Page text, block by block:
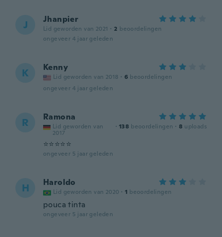
J Jhanpier
Lid geworden van 2021 · 2 beoordelingen
ongeveer 4 jaar geleden
K Kenny
Lid geworden van 2018 · 6 beoordelingen
ongeveer 4 jaar geleden
R Ramona
Lid geworden van
2017
· 138 beoordelingen · 8 uploads
⭐️⭐️⭐️⭐️⭐️
ongeveer 5 jaar geleden
H Haroldo
Lid geworden van 2020 · 1 beoordelingen
pouca tinta
ongeveer 5 jaar geleden